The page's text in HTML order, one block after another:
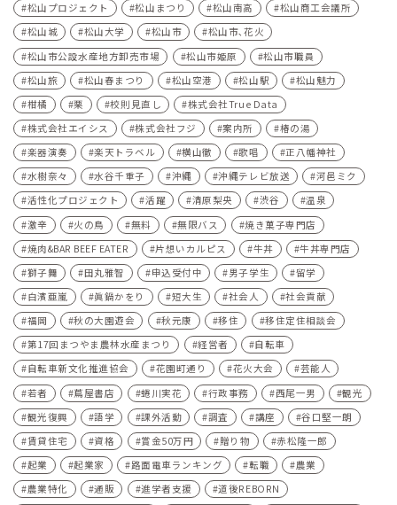
松山プロジェクト
松山まつり 松山南高
松山商工会議所
松山城
松山大学 松山市
松山市､花火
松山市公設水産地方卸売市場
松山市姫原
松山市職員
松山旅
松山春まつり 松山空港 松山駅
松山魅力
柑橘
栗 校則見直し
株式会社True Data
株式会社エイシス
株式会社フジ 案内所
椿の湯
楽器演奏
楽天トラベル 横山徹 歌唱
正八幡神社
水樹奈々
水谷千重子 沖縄 沖縄テレビ放送
河⾢ミク
活性化プロジェクト
活躍 清原梨央 渋谷
温泉
激辛
火の鳥 無料 無限バス
焼き菓子専門店
焼肉&BAR BEEF EATER
片想いカルピス 牛丼
牛丼専門店
獅子舞
田丸雅智 申込受付中 男子学生
留学
白濱亜嵐
眞鍋かをり 短大生 社会人
社会貢献
福岡
秋の大園遊会 秋元康 移住
移住定住相談会
第17回まつやま農林水産まつり
経営者
自転車
自転車新文化推進協会
花園町通り 花火大会
芸能人
若者
蔦屋書店 蜷川実花 行政事務 西尾一男
観光
観光復興
語学 課外活動 調査 講座
谷口堅一朗
賃貸住宅
資格 賞金50万円 贈り物
赤松隆一郎
起業
起業家 路面電車ランキング 転職
農業
農業特化
通販 進学者支援
道後REBORN